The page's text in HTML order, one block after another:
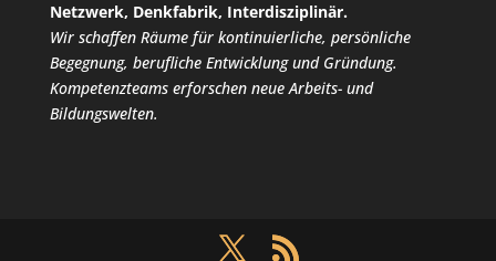
Netzwerk, Denkfabrik, Interdisziplinär.
Wir schaffen Räume für kontinuierliche, persönliche
Begegnung, berufliche Entwicklung und Gründung.
Kompetenzteams erforschen neue Arbeits- und
Bildungswelten.